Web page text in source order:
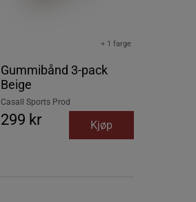
Gummibånd 3-pack
Beige
+ 1 farge
Casall Sports Prod
299 kr Kjøp